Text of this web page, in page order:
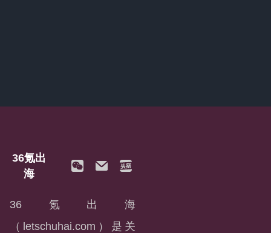
36氪出
海
36氪出海
（letschuhai.com）是关